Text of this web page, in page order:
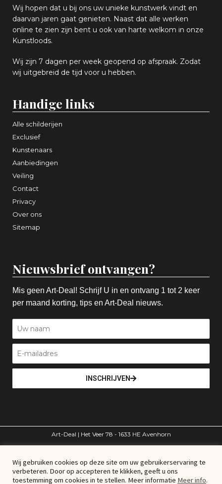
Wij hopen dat u bij ons uw unieke kunstwerk vindt en
daarvan jaren gaat genieten. Naast dat alle werken
online te zien zijn bent u ook van harte welkom in onze
Kunstloods.
Wij zijn 7 dagen per week geopend op afspraak. Zodat
wij uitgebreid de tijd voor u hebben.
Handige links
Alle schilderijen
Exclusief
Kunstenaars
Aanbiedingen
Veiling
Contact
Privacy
Over ons
Sitemap
Nieuwsbrief ontvangen?
Mis geen Art-Deal! Schrijf U in en ontvang 1 tot 2 keer
per maand korting, tips en Art-Deal nieuws.
INSCHRIJVEN
Art-Deal | Het Veer 78 - 1633 HE Avenhorn
© Art-Deal – Alle rechten voorbehouden
Wij gebruiken cookies op deze site om uw gebruikerservaring te
verbeteren. Door op accepteren te klikken, geeft u ons
toestemming om cookies in te stellen. Meer informatie Meer info.